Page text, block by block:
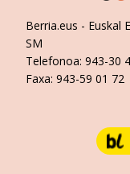
Berria.eus - Euskal
SM
Telefonoa: 943-30
Faxa: 943-59 01 72